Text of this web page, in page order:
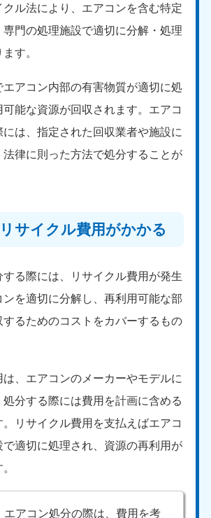
クル法により、エアコンを含む特定
門の処理施設で適切に分解・処理
す。
アコン内部の有害物質が適切に処
能な資源が回収されます。エアコ
には、指定された回収業者や施設に
律に則った方法で処分することが
サイクル費用がかかる
る際には、リサイクル費用が発生
ンを適切に分解し、再利用可能な部
るためのコストをカバーするもの
は、エアコンのメーカーやモデルに
処分する際には費用を計画に含める
リサイクル費用を支払えばエアコ
で適切に処理され、資源の再利用が
エアコン処分の際は、費用を考